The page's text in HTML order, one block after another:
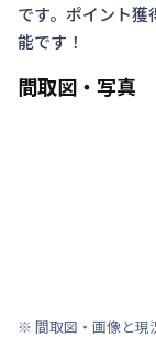
です。ポイント
能です！
間取図・写真
※ 間取図・画像と現